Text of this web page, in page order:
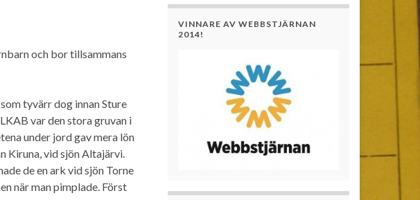
och bor tillsammans
tyvärr dog innan Sture
var den stora gruvan i
under jord gav mera lön
Kiruna, vid sjön Altajärvi.
de en ark vid sjön Torne
när man pimplade. Först
VINNARE AV WEBBSTJÄRNAN
2014!